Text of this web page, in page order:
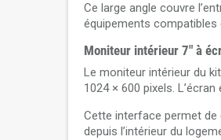
Ce large angle couvre
équipements compatibles
Moniteur intérieur 7" à
Le moniteur intérieur du
1024 × 600 pixels.
Cette interface permet de
depuis l’intérieur du